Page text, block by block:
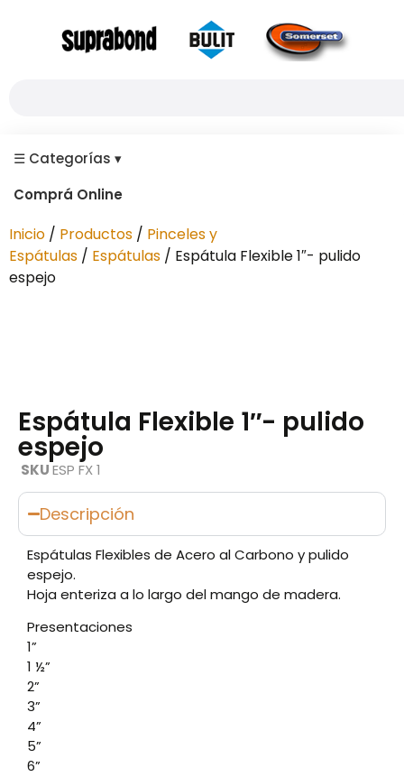
☰ Categorías ▾
Comprá Online
Inicio / Productos / Pinceles y
Espátulas / Espátulas / Espátula Flexible 1″- pulido
espejo
Espátula Flexible 1″- pulido
espejo
SKUESP FX 1
Descripción
Espátulas Flexibles de Acero al Carbono y pulido
espejo.
Hoja enteriza a lo largo del mango de madera.
Presentaciones
1”
1 ½”
2”
3”
4”
5”
6”